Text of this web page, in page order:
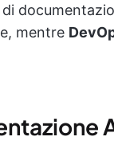
mentre